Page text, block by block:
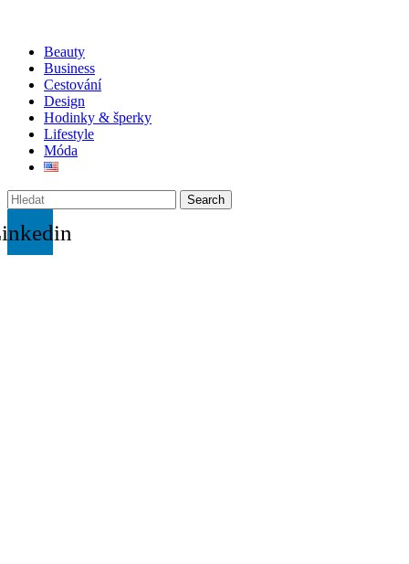
Beauty
Business
Cestování
Design
Hodinky & šperky
Lifestyle
Móda
Search